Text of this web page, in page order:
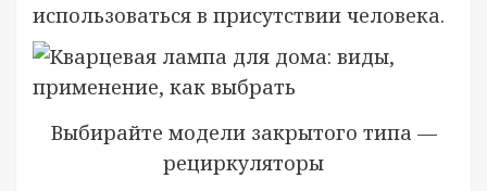
использоваться в присутствии человека.
Выбирайте модели закрытого типа —
рециркуляторы